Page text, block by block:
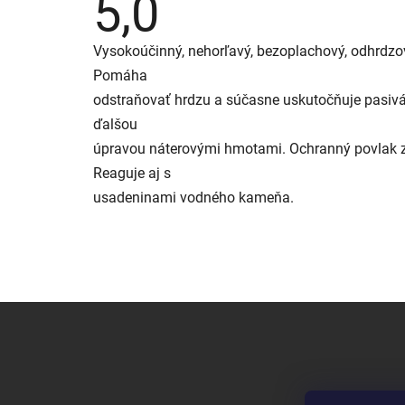
5,0
5,0
hviezdičiek.
Vysokoúčinný, nehorľavý, bezoplachový,
Pomáha
odstraňovať hrdzu a súčasne uskutočňuje
ďalšou
úpravou náterovými hmotami. Ochranný
Reaguje aj s
usadeninami vodného kameňa.